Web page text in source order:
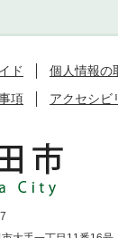
ド
個人情報の
項
アクセシビ